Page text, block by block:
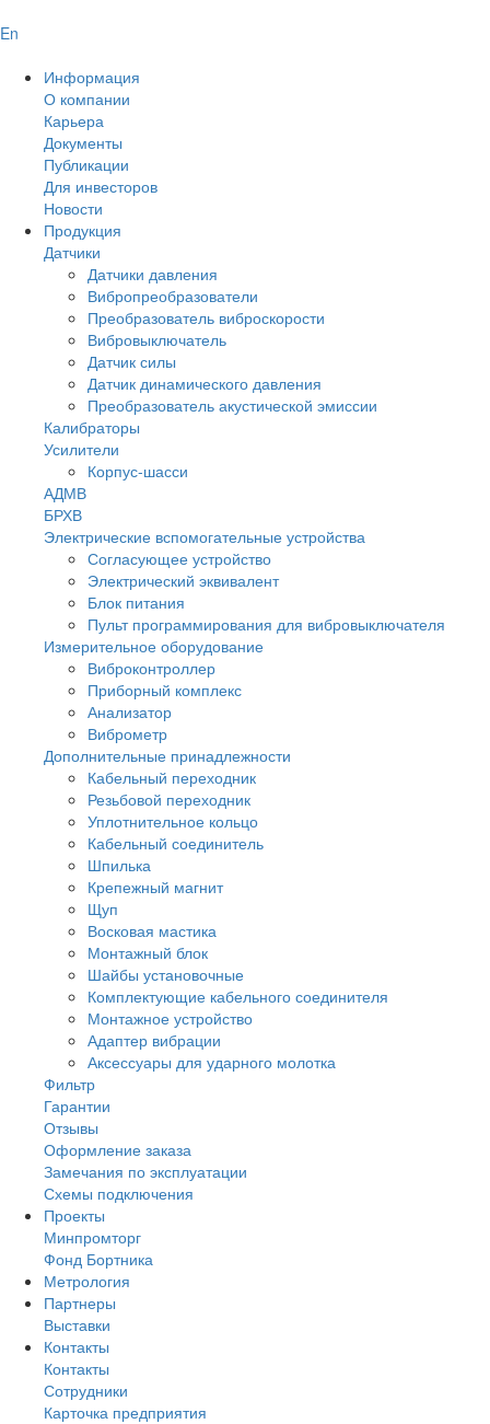
En
Информация
О компании
Карьера
Документы
Публикации
Для инвесторов
Новости
Продукция
Датчики
Датчики давления
Вибропреобразователи
Преобразователь виброскорости
Вибровыключатель
Датчик силы
Датчик динамического давления
Преобразователь акустической эмиссии
Калибраторы
Усилители
Корпус-шасси
АДМВ
БРХВ
Электрические вспомогательные устройства
Согласующее устройство
Электрический эквивалент
Блок питания
Пульт программирования для вибровыключателя
Измерительное оборудование
Виброконтроллер
Приборный комплекс
Анализатор
Виброметр
Дополнительные принадлежности
Кабельный переходник
Резьбовой переходник
Уплотнительное кольцо
Кабельный соединитель
Шпилька
Крепежный магнит
Щуп
Восковая мастика
Монтажный блок
Шайбы установочные
Комплектующие кабельного соединителя
Монтажное устройство
Адаптер вибрации
Аксессуары для ударного молотка
Фильтр
Гарантии
Отзывы
Оформление заказа
Замечания по эксплуатации
Схемы подключения
Проекты
Минпромторг
Фонд Бортника
Метрология
Партнеры
Выставки
Контакты
Контакты
Сотрудники
Карточка предприятия